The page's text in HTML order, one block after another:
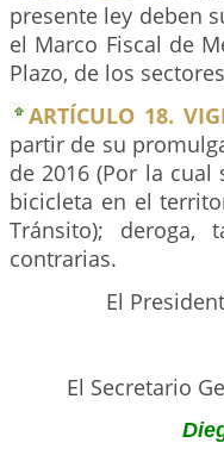
presente ley deben
el Marco Fiscal de
Plazo, de los
ARTÍCULO 18.
partir de su
de 2016 (Por la
bicicleta en el
Tránsito); deroga,
contrarias.
El
El Secretario